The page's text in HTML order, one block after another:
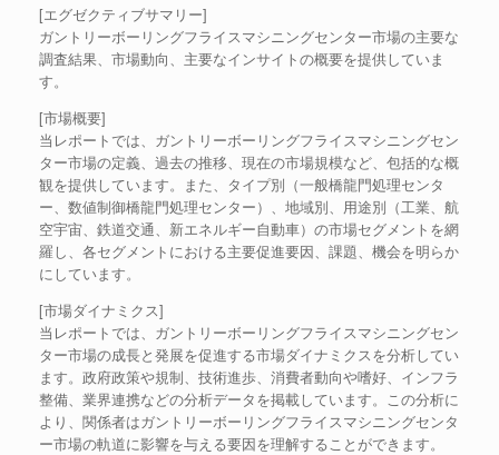
[エグゼクティブサマリー]
ガントリーボーリングフライスマシニングセンター市場の主要な
調査結果、市場動向、主要なインサイトの概要を提供していま
す。
[市場概要]
当レポートでは、ガントリーボーリングフライスマシニングセン
ター市場の定義、過去の推移、現在の市場規模など、包括的な概
観を提供しています。また、タイプ別（一般橋龍門処理センタ
ー、数値制御橋龍門処理センター）、地域別、用途別（工業、航
空宇宙、鉄道交通、新エネルギー自動車）の市場セグメントを網
羅し、各セグメントにおける主要促進要因、課題、機会を明らか
にしています。
[市場ダイナミクス]
当レポートでは、ガントリーボーリングフライスマシニングセン
ター市場の成長と発展を促進する市場ダイナミクスを分析してい
ます。政府政策や規制、技術進歩、消費者動向や嗜好、インフラ
整備、業界連携などの分析データを掲載しています。この分析に
より、関係者はガントリーボーリングフライスマシニングセンタ
ー市場の軌道に影響を与える要因を理解することができます。